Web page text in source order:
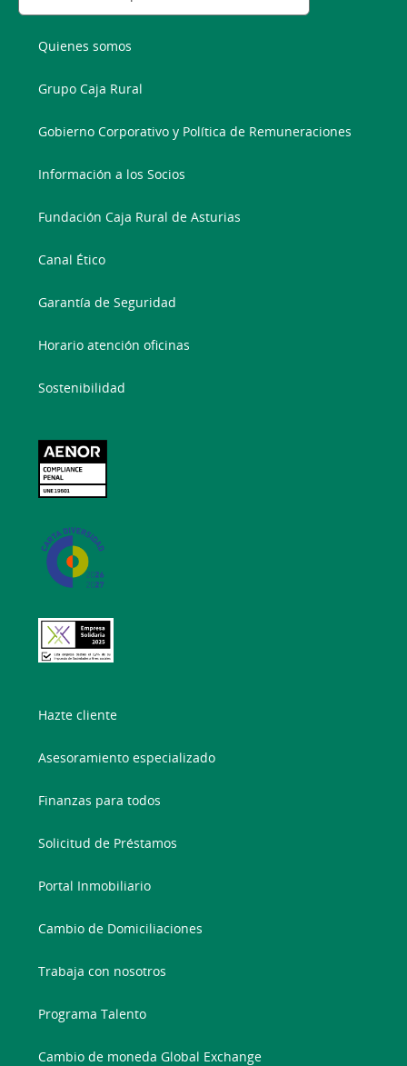
Quienes somos
Grupo Caja Rural
Gobierno Corporativo y Política de Remuneraciones
Información a los Socios
Fundación Caja Rural de Asturias
Canal Ético
Garantía de Seguridad
Horario atención oficinas
Sostenibilidad
Hazte cliente
Asesoramiento especializado
Finanzas para todos
Solicitud de Préstamos
Portal Inmobiliario
Cambio de Domiciliaciones
Trabaja con nosotros
Programa Talento
Cambio de moneda Global Exchange